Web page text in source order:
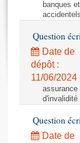
Rapports
Rapports sur
Baromètre
Dossiers
Budget et
Anciennes
banques
accidentels
Question
Date de
dépôt :
11/06/2024
assurance
d'invalidité
Question
Date de